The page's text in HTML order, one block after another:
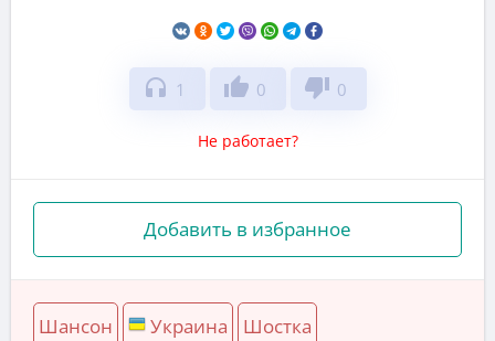
headphones 1 thumb_up 0 thumb_down 0
Не работает?
Добавить в избранное
Шансон Украина Шостка